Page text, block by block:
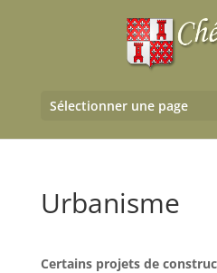
Sélectionner une page
Urbanisme
Certains projets de